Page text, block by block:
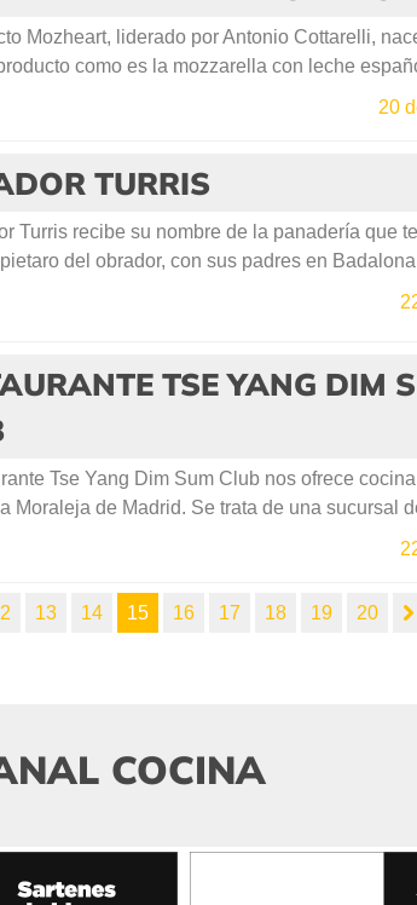
Mozheart, liderado por Antonio Cottarelli,
como es la mozzarella con leche
20
TURRIS
Turris recibe su nombre de la panadería que
del obrador, con sus padres en
TSE YANG DIM
Tse Yang Dim Sum Club nos ofrece
Moraleja de Madrid. Se trata de una sucursal
13 14 15 16 17 18 19 20
COCINA